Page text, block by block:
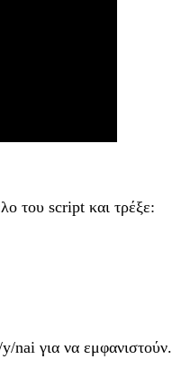
του script και τρέξε:
nai για να εμφανιστούν.